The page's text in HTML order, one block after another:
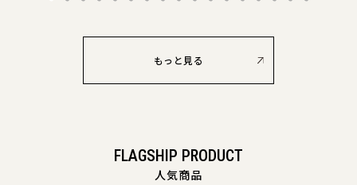
もっと見る
FLAGSHIP PRODUCT
人気商品